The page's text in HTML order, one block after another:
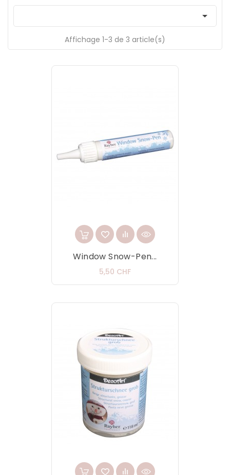

Affichage 1-3 de 3 article(s)
Window Snow-Pen...
5,50 CHFPrix